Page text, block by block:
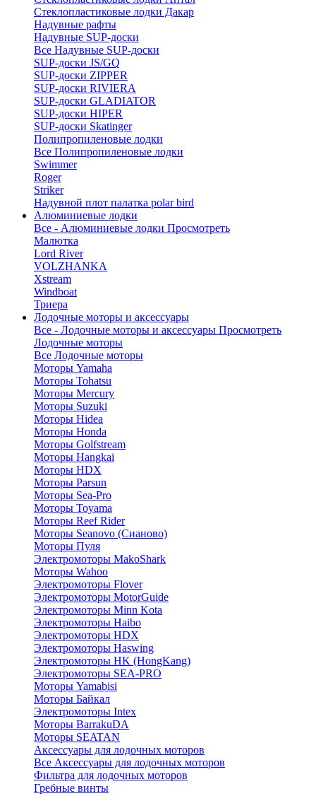
Стеклопластиковые лодки Дакар
Надувные рафты
Надувные SUP-доски
Все Надувные SUP-доски
SUP-доски JS/GQ
SUP-доски ZIPPER
SUP-доски RIVIERA
SUP-доски GLADIATOR
SUP-доски HIPER
SUP-доски Skatinger
Полипропиленовые лодки
Все Полипропиленовые лодки
Swimmer
Roger
Striker
Надувной плот палатка polar bird
Алюминиевые лодки
Все - Алюминиевые лодки Просмотреть
Малютка
Lord River
VOLZHANKA
Xstream
Windboat
Триера
Лодочные моторы и аксессуары
Все - Лодочные моторы и аксессуары Просмотреть
Лодочные моторы
Все Лодочные моторы
Моторы Yamaha
Моторы Tohatsu
Моторы Mercury
Моторы Suzuki
Моторы Hidea
Моторы Honda
Моторы Golfstream
Моторы Hangkai
Моторы HDX
Моторы Parsun
Моторы Sea-Pro
Моторы Toyama
Моторы Reef Rider
Моторы Seanovo (Сианово)
Моторы Пуля
Электромоторы MakoShark
Моторы Wahoo
Электромоторы Flover
Электромоторы MotorGuide
Электромоторы Minn Kota
Электромоторы Haibo
Электромоторы HDX
Электромоторы Haswing
Электромоторы HK (HongKang)
Электромоторы SEA-PRO
Моторы Yamabisi
Моторы Байкал
Электромоторы Intex
Моторы BarrakuDA
Моторы SEATAN
Аксессуары для лодочных моторов
Все Аксессуары для лодочных моторов
Фильтра для лодочных моторов
Гребные винты